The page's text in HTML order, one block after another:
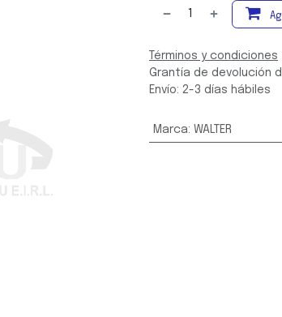
Términos y condiciones
Grantía de devolución
Envío: 2-3 días hábiles
Marca: WALTER